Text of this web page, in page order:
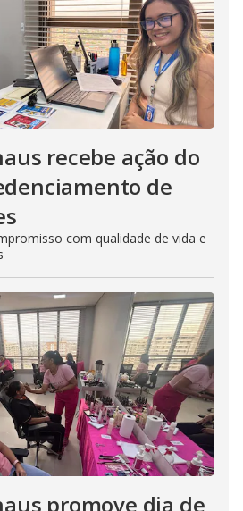
recebe ação do
de
com qualidade de vida e
promove dia de